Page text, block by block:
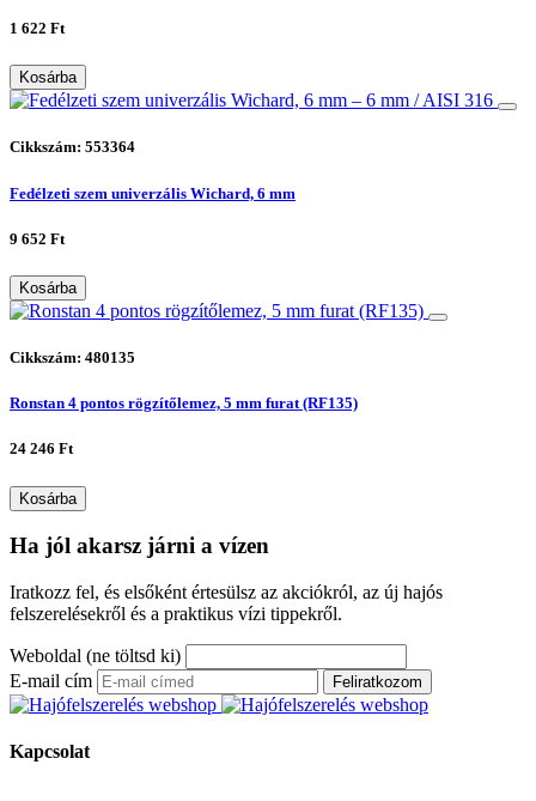
1 622 Ft
Kosárba
Cikkszám: 553364
Fedélzeti szem univerzális Wichard, 6 mm
9 652 Ft
Kosárba
Cikkszám: 480135
Ronstan 4 pontos rögzítőlemez, 5 mm furat (RF135)
24 246 Ft
Kosárba
Ha jól akarsz járni a vízen
Iratkozz fel, és elsőként értesülsz az akciókról, az új hajós
felszerelésekről és a praktikus vízi tippekről.
Weboldal (ne töltsd ki)
E-mail cím
Feliratkozom
Kapcsolat